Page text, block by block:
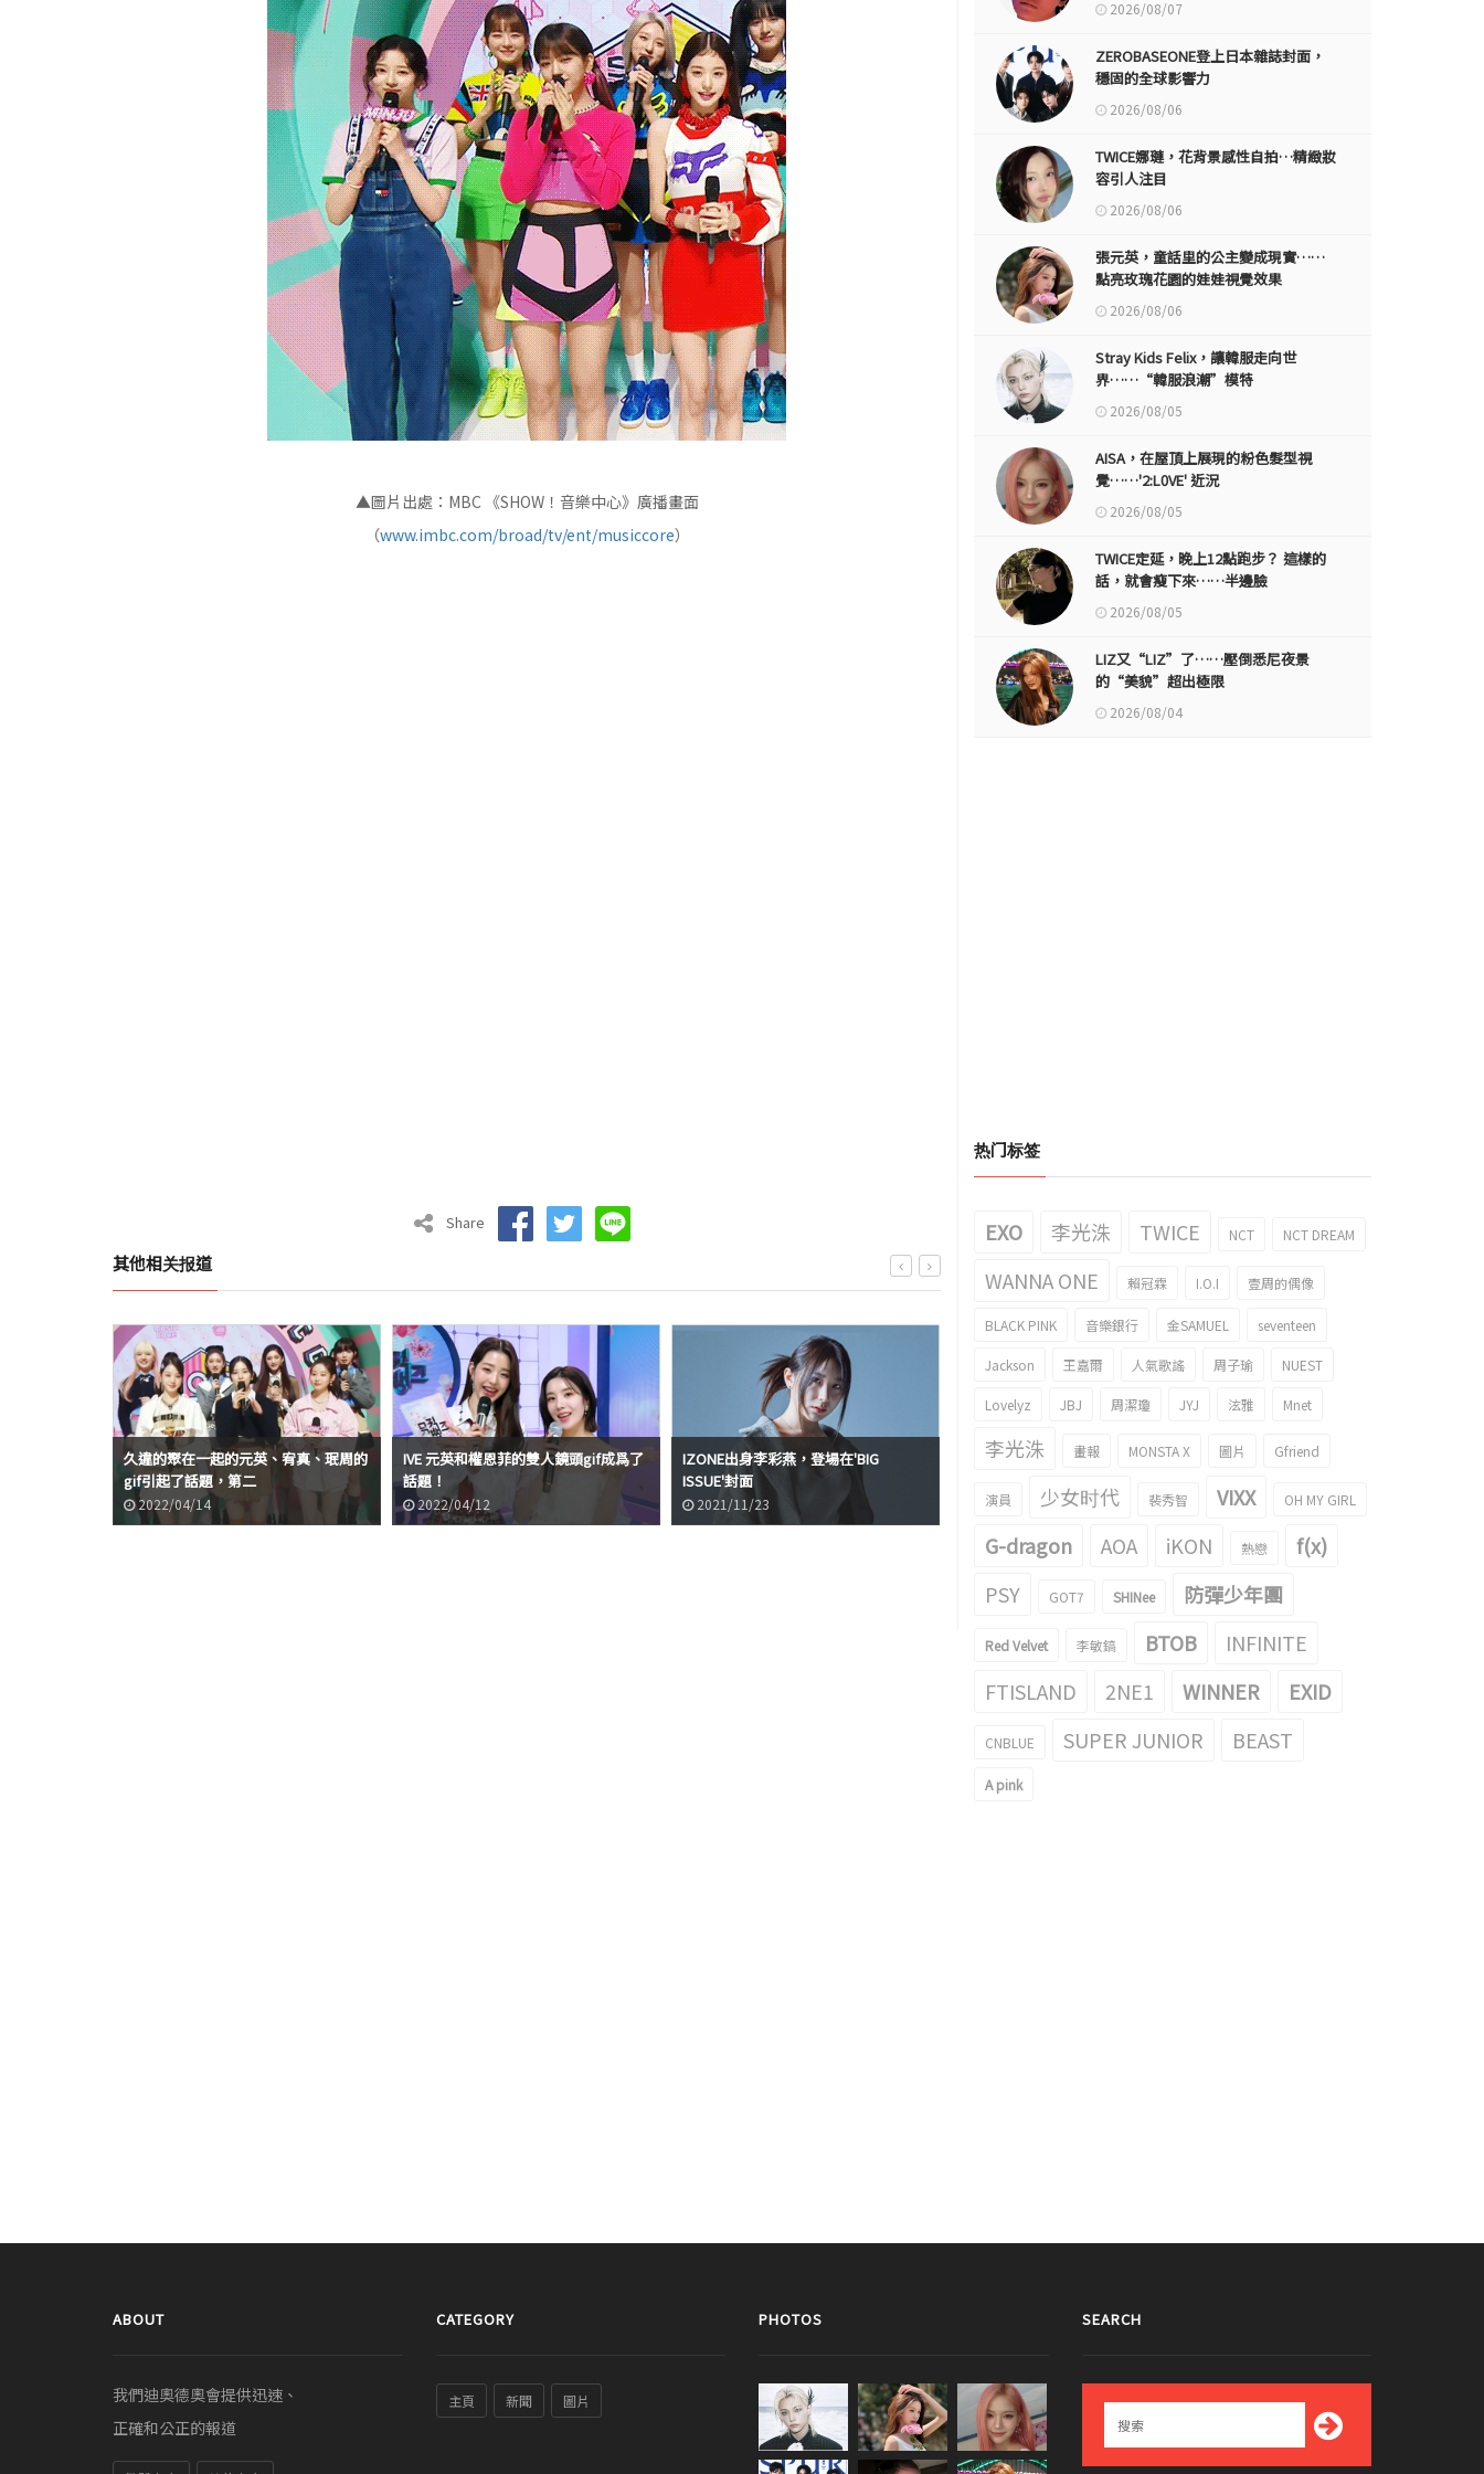
▲圖片出處：MBC 《SHOW！音樂中心》廣播畫面
（www.imbc.com/broad/tv/ent/musiccore）
Share
其他相关报道
久違的聚在一起的元英、宥真、珉周的
gif引起了話題，第二
2022/04/14
IVE 元英和權恩菲的雙人鏡頭gif成爲了
話題！
2022/04/12
IZONE出身李彩燕，登場在'BIG
ISSUE'封面
2021/11/23
2026/08/07
ZEROBASEONE登上日本雜誌封面，
穩固的全球影響力
2026/08/06
TWICE娜璉，花背景感性自拍…精緻妝
容引人注目
2026/08/06
張元英，童話里的公主變成現實……
點亮玫瑰花園的娃娃視覺效果
2026/08/06
Stray Kids Felix，讓韓服走向世
界……“韓服浪潮”模特
2026/08/05
AISA，在屋頂上展現的粉色髮型視
覺……'2:L0VE' 近況
2026/08/05
TWICE定延，晚上12點跑步？ 這樣的
話，就會瘦下來……半邊臉
2026/08/05
LIZ又“LIZ”了……壓倒悉尼夜景
的“美貌”超出極限
2026/08/04
热门标签
EXO 李光洙 TWICE NCT NCT DREAM
WANNA ONE 賴冠霖 I.O.I 壹周的偶像
BLACK PINK 音樂銀行 金SAMUEL seventeen
Jackson 王嘉爾 人氣歌謠 周子瑜 NUEST
Lovelyz JBJ 周潔瓊 JYJ 泫雅 Mnet
李光洙 畫報 MONSTA X 圖片 Gfriend
演員 少女时代 裴秀智 VIXX OH MY GIRL
G-dragon AOA iKON 熱戀
f(x)
PSY
GOT7 SHINee 防彈少年團
Red Velvet 李敏鎬 BTOB
INFINITE
FTISLAND
2NE1 WINNER EXID
CNBLUE SUPER JUNIOR BEAST
A pink
ABOUT
我們迪奧德奧會提供迅速、
正確和公正的報道
CATEGORY
主頁 新聞 圖片
PHOTOS SEARCH